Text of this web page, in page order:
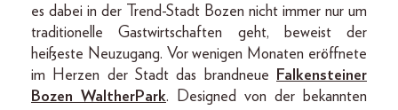
es dabei in der Trend-Stadt Bozen nicht immer nur um
traditionelle Gastwirtschaften geht, beweist der
heißeste Neuzugang. Vor wenigen Monaten eröffnete
im Herzen der Stadt das brandneue
Falkensteiner
Bozen WaltherPark. Designed von der bekannten